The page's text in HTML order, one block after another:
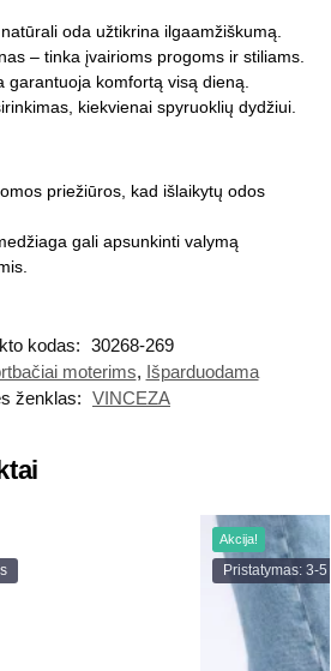
oda užtikrina ilgaamžiškumą.
– tinka įvairioms progoms ir stiliams.
garantuoja komfortą visą dieną.
kiekvienai spyruoklių dydžiui.
priežiūros, kad išlaikytų odos
gali apsunkinti valymą
kodas: 30268-269
moterims, Išparduodama
ženklas: VINCEZA
Akcija!
Pristatymas: 3-